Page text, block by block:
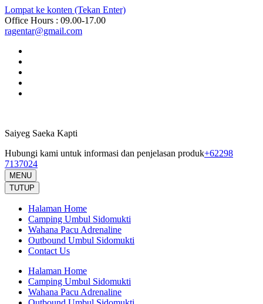
Lompat ke konten (Tekan Enter)
Office Hours : 09.00-17.00
ragentar@gmail.com
Saiyeg Saeka Kapti
Hubungi kami untuk informasi dan penjelasan produk+62298
7137024
MENU
TUTUP
Halaman Home
Camping Umbul Sidomukti
Wahana Pacu Adrenaline
Outbound Umbul Sidomukti
Contact Us
Halaman Home
Camping Umbul Sidomukti
Wahana Pacu Adrenaline